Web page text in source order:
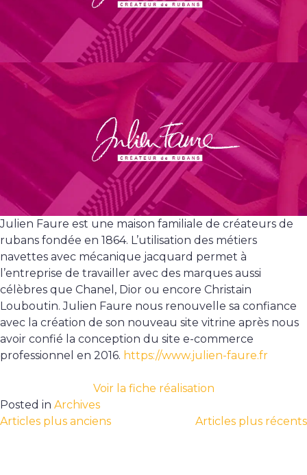
Julien Faure est une maison familiale de créateurs de
rubans fondée en 1864. L’utilisation des métiers
navettes avec mécanique jacquard permet à
l’entreprise de travailler avec des marques aussi
célèbres que Chanel, Dior ou encore Christain
Louboutin. Julien Faure nous renouvelle sa confiance
avec la création de son nouveau site vitrine après nous
avoir confié la conception du site e-commerce
professionnel en 2016. https://www.julien-faure.fr
Voir la fiche réalisation
Posted in Archives
Articles plus anciens
Articles plus récents